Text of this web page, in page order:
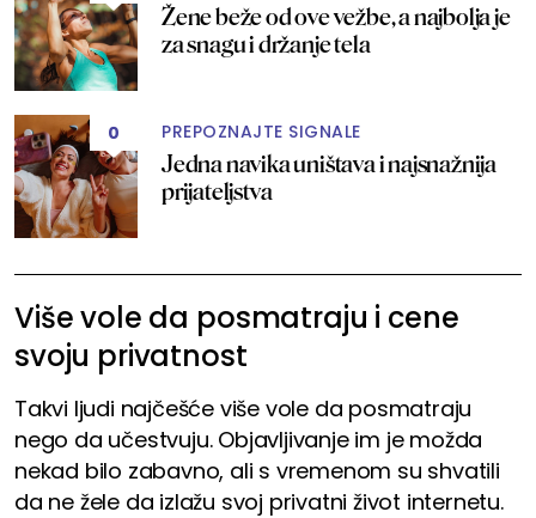
Žene beže od ove vežbe, a najbolja je
za snagu i držanje tela
0 PREPOZNAJTE SIGNALE
Jedna navika uništava i najsnažnija
prijateljstva
Više vole da posmatraju i cene
svoju privatnost
Takvi ljudi najčešće više vole da posmatraju
nego da učestvuju. Objavljivanje im je možda
nekad bilo zabavno, ali s vremenom su shvatili
da ne žele da izlažu svoj privatni život internetu.